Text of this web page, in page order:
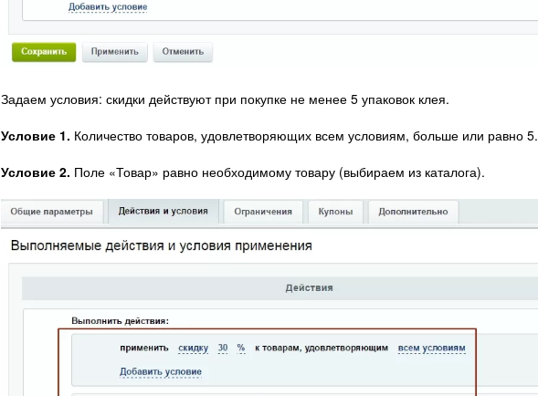
Задаем условия: скидки действуют при покупке не менее 5 упаковок клея.
Условие 1. Количество товаров, удовлетворяющих всем условиям, больше или равно 5.
Условие 2. Поле «Товар» равно необходимому товару (выбираем из каталога).